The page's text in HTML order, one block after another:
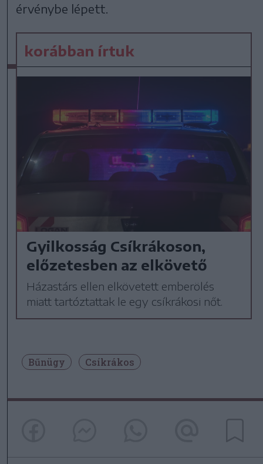
érvénybe lépett.
korábban írtuk
Gyilkosság Csíkrákoson,
előzetesben az elkövető
Házastárs ellen elkövetett emberölés
miatt tartóztattak le egy csíkrákosi nőt.
Bűnügy Csíkrákos